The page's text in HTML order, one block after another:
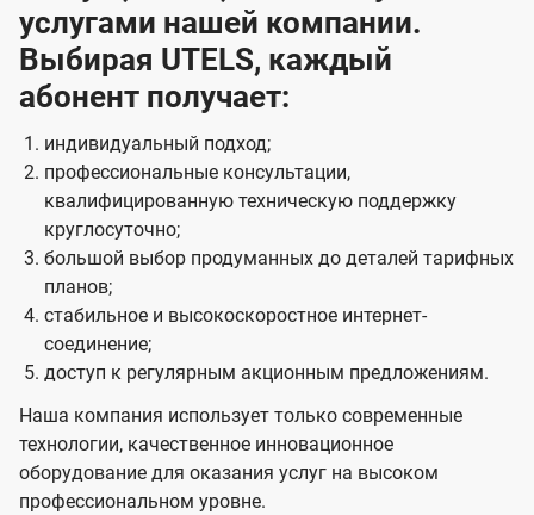
услугами нашей компании.
Выбирая UTELS, каждый
абонент получает:
индивидуальный подход;
профессиональные консультации,
квалифицированную техническую поддержку
круглосуточно;
большой выбор продуманных до деталей тарифных
планов;
стабильное и высокоскоростное интернет-
соединение;
доступ к регулярным акционным предложениям.
Наша компания использует только современные
технологии, качественное инновационное
оборудование для оказания услуг на высоком
профессиональном уровне.